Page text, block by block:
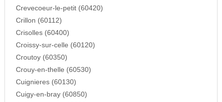
Crevecoeur-le-petit (60420)
Crillon (60112)
Crisolles (60400)
Croissy-sur-celle (60120)
Croutoy (60350)
Crouy-en-thelle (60530)
Cuignieres (60130)
Cuigy-en-bray (60850)